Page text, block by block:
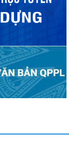
được sửa đổi, bổ
thuê nhà ở xã
chỉ hành nghề
liệu xây dựng và sử